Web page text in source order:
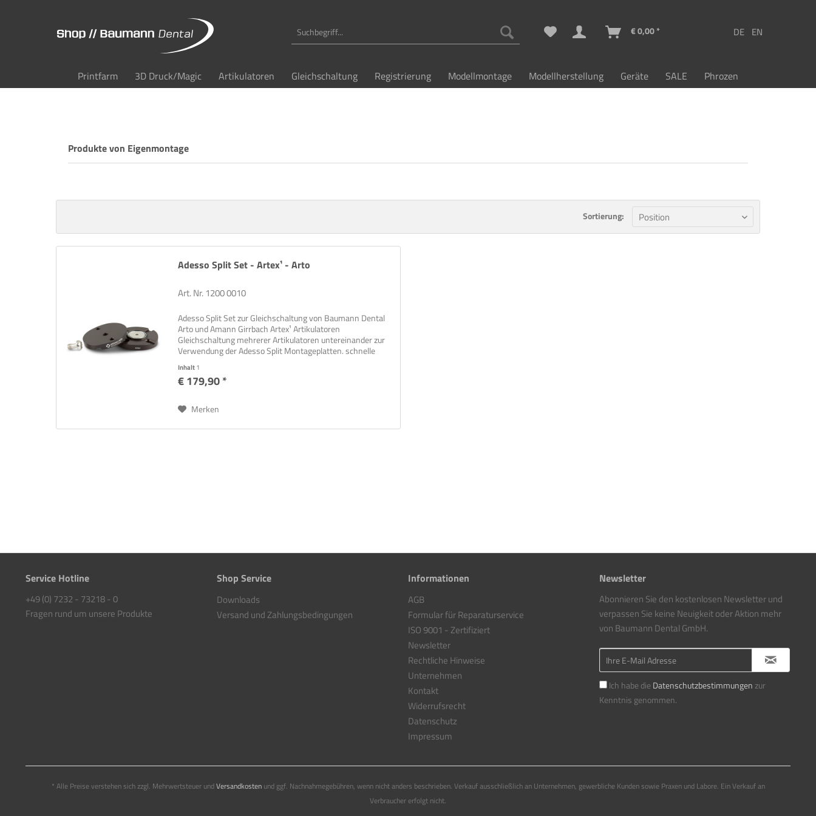
€ 0,00 *
Printfarm 3D Druck/Magic Artikulatoren Gleichschaltung Registrierung Modellmontage Modellherstellung Geräte SALE Phrozen
Produkte von Eigenmontage
Sortierung:
Adesso Split Set - Artex¹ - Arto
Art. Nr. 1200 0010
Adesso Split Set zur Gleichschaltung von Baumann Dental
Arto und Amann Girrbach Artex¹ Artikulatoren
Gleichschaltung mehrerer Artikulatoren untereinander zur
Verwendung der Adesso Split Montageplatten. schnelle
Überprüfung der...
Inhalt1
€ 179,90 *
Merken
Service Hotline
+49 (0) 7232 - 73218 - 0
Fragen rund um unsere Produkte
Shop Service
Downloads
Versand und Zahlungsbedingungen
Informationen
AGB
Formular für Reparaturservice
ISO 9001 - Zertifiziert
Newsletter
Rechtliche Hinweise
Unternehmen
Kontakt
Widerrufsrecht
Datenschutz
Impressum
Newsletter
Abonnieren Sie den kostenlosen Newsletter und
verpassen Sie keine Neuigkeit oder Aktion mehr
von Baumann Dental GmbH.
Ich habe dieDatenschutzbestimmungenzur
Kenntnis genommen.
* Alle Preise verstehen sich zzgl. Mehrwertsteuer undVersandkostenund ggf. Nachnahmegebühren, wenn nicht anders beschrieben. Verkauf ausschließlich an Unternehmen, gewerbliche Kunden sowie Praxen und Labore. Ein Verkauf an
Verbraucher erfolgt nicht.